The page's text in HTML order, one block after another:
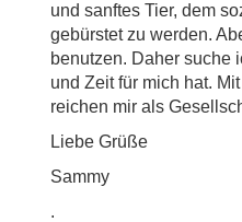
und sanftes Tier, dem
gebürstet zu werden.
benutzen. Daher suche
und Zeit für mich hat.
reichen mir als
Liebe Grüße
Sammy
.